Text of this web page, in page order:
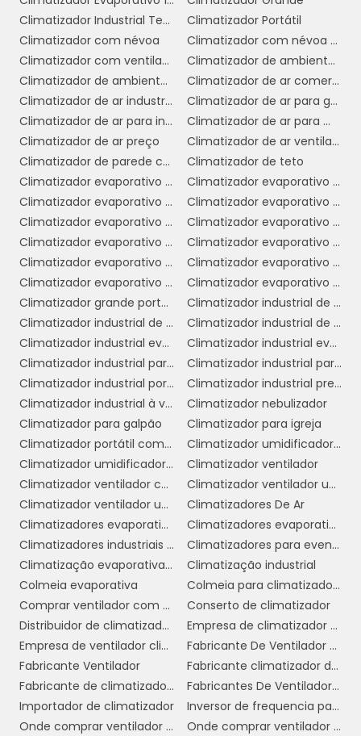
trabalho mais produtivo.
3. Facilidade de instalação e
manutenção:Os climatizadores
ventiladores com água são simples de
instalar, não requerendo a infraestrutura
complexa necessária para sistemas de ar
condicionado. Além disso, a manutenção é
mínima, geralmente envolvendo apenas a
troca da água e a limpeza das almofadas ou
filtros, o que economiza tempo e recursos.
4. Portabilidade: Muitos modelos de
climatizadores são leves e fáceis de mover,
permitindo que sejam utilizados em diferentes
áreas conforme a necessidade. Isso é
particularmente útil em ambientes
comerciais dinâmicos, onde as configurações
do espaço podem mudar com frequência.
5. Versatilidade:Os climatizadores podem
ser utilizados em uma variedade de
ambientes comerciais, desde lojas e
restaurantes até escritórios e fábricas. Sua
capacidade de resfriar e umidificar o ar os
torna adequados para qualquer situação em
que o conforto térmico seja necessário.
6. Sustentabilidade:
Com a crescente
preocupação com o meio ambiente, optar
por um climatizador ventilador com água é
uma escolha sustentável. Esses dispositivos
têm um impacto ambiental menor em
comparação com sistemas de ar
condicionado tradicionais, contribuindo para
a redução da pegada de carbono da
empresa.
Climatizador Industrial Teto
Climatizador Portátil
Climatizador com névoa
Climatizador com névoa de água
Climatizador com ventilador
Climatizador de ambiente industrial
Climatizador de ambientes comerciais
Climatizador de ar comercial
Climatizador de ar industrial
Climatizador de ar para galpão
Climatizador de ar para indústria
Climatizador de ar para mercado
Climatizador de ar preço
Climatizador de ar ventilador
Climatizador de parede comercial
Climatizador de teto
Climatizador evaporativo comercial
Climatizador evaporativo comercial preço
Climatizador evaporativo de ar
Climatizador evaporativo de parede
Climatizador evaporativo de parede preço
Climatizador evaporativo de teto
Climatizador evaporativo industrial
Climatizador evaporativo industrial portátil
Climatizador evaporativo para academia
Climatizador evaporativo portátil
Climatizador evaporativo portátil preço
Climatizador evaporativo valor
Climatizador grande portátil
Climatizador industrial de ar
Climatizador industrial de parede
Climatizador industrial de parede preço
Climatizador industrial evaporativo
Climatizador industrial evaporativo de ambientes portátil
Climatizador industrial para galpão
Climatizador industrial para igrejas
Climatizador industrial portátil
Climatizador industrial preço
Climatizador industrial à venda
Climatizador nebulizador
Climatizador para galpão
Climatizador para igreja
Climatizador portátil com água
Climatizador umidificador industrial
Climatizador umidificador ventilador
Climatizador ventilador
Climatizador ventilador com água
Climatizador ventilador umidificador de ar
Climatizador ventilador umidificador de parede a água
Climatizadores De Ar
Climatizadores evaporativo comercial e industrial
Climatizadores evaporativos
Climatizadores industriais portáteis
Climatizadores para eventos
Climatização evaporativa industrial
Climatização industrial
Colmeia evaporativa
Colmeia para climatizador preço
Comprar ventilador com climatizador
Conserto de climatizador
Distribuidor de climatizador evaporativo
Empresa de climatizador evaporativo
Empresa de ventilador climatizador industrial
Fabricante De Ventilador Climatizador Umidificador
Fabricante Ventilador
Fabricante climatizador de ar
Fabricante de climatizador industrial
Fabricantes De Ventiladores Industriais
Importador de climatizador
Inversor de frequencia para climatizador
Onde comprar ventilador climatizador
Onde comprar ventilador climatizador em sp